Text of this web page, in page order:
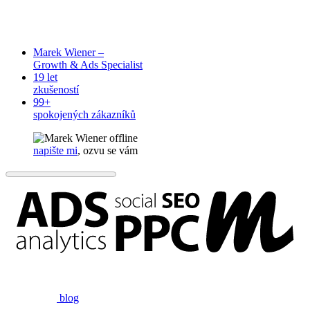
Marek Wiener –
Growth & Ads Specialist
19 let
zkušeností
99+
spokojených zákazníků
offline
napište mi, ozvu se vám
blog